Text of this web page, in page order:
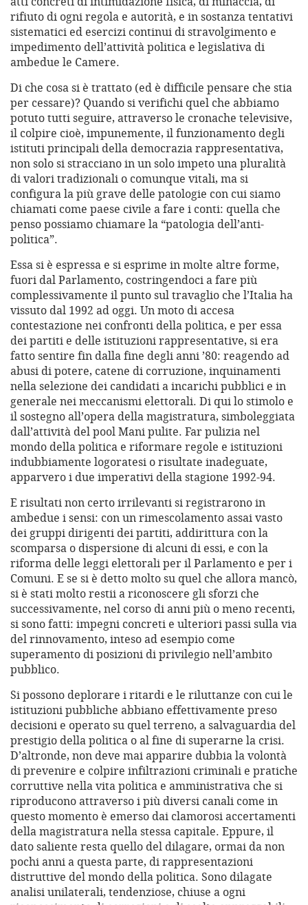
rifiuto di ogni regola e autorità, e in sostanza tentativi
sistematici ed esercizi continui di stravolgimento e
impedimento dell’attività politica e legislativa di
ambedue le Camere.
Di che cosa si è trattato (ed è difficile pensare che stia
per cessare)? Quando si verifichi quel che abbiamo
potuto tutti seguire, attraverso le cronache televisive,
il colpire cioè, impunemente, il funzionamento degli
istituti principali della democrazia rappresentativa,
non solo si stracciano in un solo impeto una pluralità
di valori tradizionali o comunque vitali, ma si
configura la più grave delle patologie con cui siamo
chiamati come paese civile a fare i conti: quella che
penso possiamo chiamare la “patologia dell’anti-
politica”.
Essa si è espressa e si esprime in molte altre forme,
fuori dal Parlamento, costringendoci a fare più
complessivamente il punto sul travaglio che l’Italia ha
vissuto dal 1992 ad oggi. Un moto di accesa
contestazione nei confronti della politica, e per essa
dei partiti e delle istituzioni rappresentative, si era
fatto sentire fin dalla fine degli anni ’80: reagendo ad
abusi di potere, catene di corruzione, inquinamenti
nella selezione dei candidati a incarichi pubblici e in
generale nei meccanismi elettorali. Di qui lo stimolo e
il sostegno all’opera della magistratura, simboleggiata
dall’attività del pool Mani pulite. Far pulizia nel
mondo della politica e riformare regole e istituzioni
indubbiamente logoratesi o risultate inadeguate,
apparvero i due imperativi della stagione 1992-94.
E risultati non certo irrilevanti si registrarono in
ambedue i sensi: con un rimescolamento assai vasto
dei gruppi dirigenti dei partiti, addirittura con la
scomparsa o dispersione di alcuni di essi, e con la
riforma delle leggi elettorali per il Parlamento e per i
Comuni. E se si è detto molto su quel che allora mancò,
si è stati molto restii a riconoscere gli sforzi che
successivamente, nel corso di anni più o meno recenti,
si sono fatti: impegni concreti e ulteriori passi sulla via
del rinnovamento, inteso ad esempio come
superamento di posizioni di privilegio nell’ambito
pubblico.
Si possono deplorare i ritardi e le riluttanze con cui le
istituzioni pubbliche abbiano effettivamente preso
decisioni e operato su quel terreno, a salvaguardia del
prestigio della politica o al fine di superarne la crisi.
D’altronde, non deve mai apparire dubbia la volontà
di prevenire e colpire infiltrazioni criminali e pratiche
corruttive nella vita politica e amministrativa che si
riproducono attraverso i più diversi canali come in
questo momento è emerso dai clamorosi accertamenti
della magistratura nella stessa capitale. Eppure, il
dato saliente resta quello del dilagare, ormai da non
pochi anni a questa parte, di rappresentazioni
distruttive del mondo della politica. Sono dilagate
analisi unilaterali, tendenziose, chiuse a ogni